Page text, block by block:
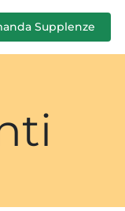
Supplenze